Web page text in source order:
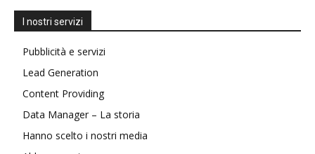
I nostri servizi
Pubblicità e servizi
Lead Generation
Content Providing
Data Manager – La storia
Hanno scelto i nostri media